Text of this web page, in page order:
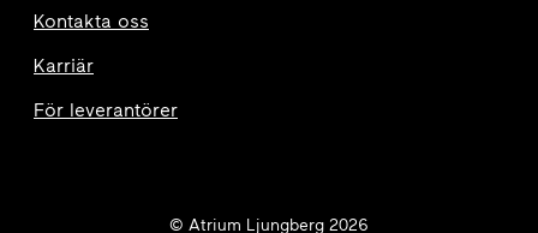
Kontakta oss
Karriär
För leverantörer
© Atrium Ljungberg 2026